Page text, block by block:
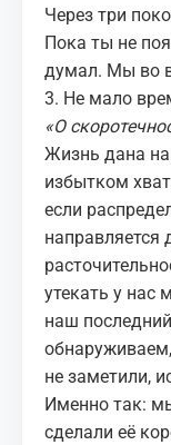
Через три
Пока ты не
думал. Мы во
3. Не мало
«О
Жизнь дана
избытком
если
утекать у нас
наш
не заметили,
Именно так:
сделали её